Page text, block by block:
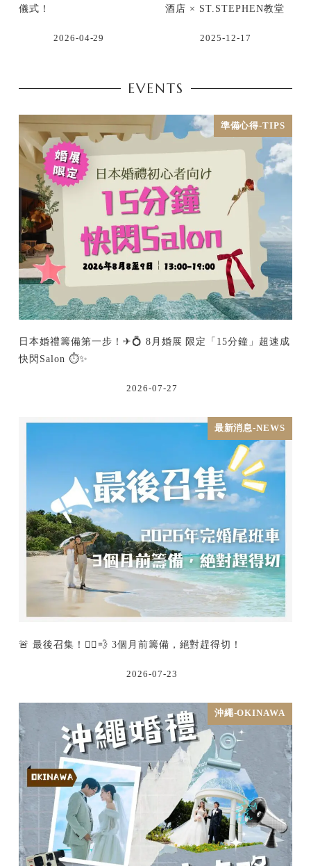
儀式！
2026-04-29
酒店 × ST.STEPHEN教堂
2025-12-17
EVENTS
準備心得-TIPS
日本婚禮籌備第一步！✈💍 8月婚展 限定「15分鐘」超速成
快閃Salon ⏱️✨
2026-07-27
最新消息-NEWS
🚨 最後召集！🏃‍♂️💨 3個月前籌備，絕對趕得切！
2026-07-23
沖繩-OKINAWA